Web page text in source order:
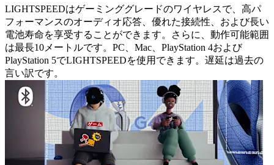
LIGHTSPEEDはゲーミンググレードのワイヤレスで、高パ
フォーマンスのオーディオ応答、優れた接続性、および長い
電池寿命を享受することができます。さらに、動作可能範囲
は最長10メートルです。PC、Mac、PlayStation 4および
PlayStation 5でLIGHTSPEEDを使用できます。遅延は過去の
言い訳です。